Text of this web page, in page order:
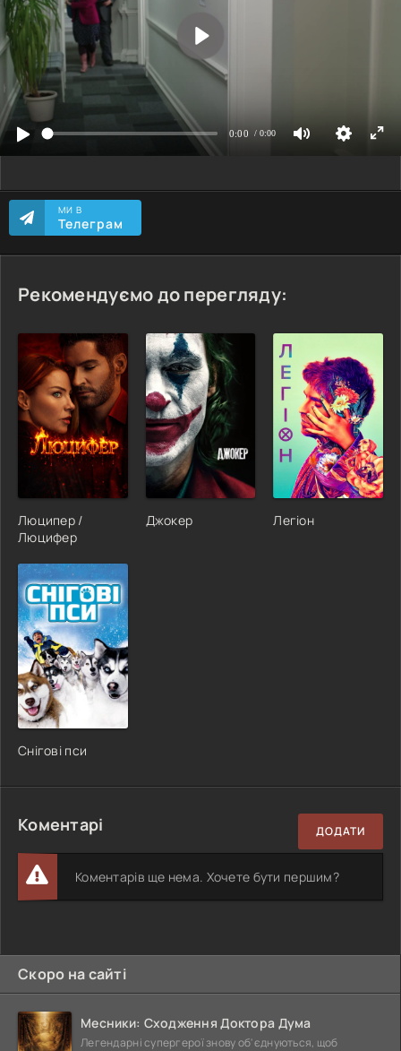
МИ В
Телеграм
Рекомендуємо до перегляду:
Люципер /
Люцифер
Джокер Легіон
Снігові пси
Коментарі ДОДАТИ
Коментарів ще нема. Хочете бути першим?
Скоро на сайті
Месники: Сходження Доктора Дума
Легендарні супергерої знову об'єднуються, щоб